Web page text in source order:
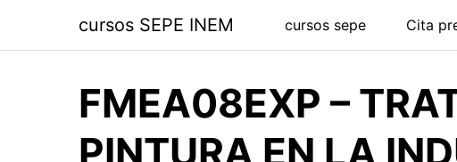
contenido
cursos SEPE INEM cursos sepe Cita
FMEA08EXP –
PINTURA EN LA